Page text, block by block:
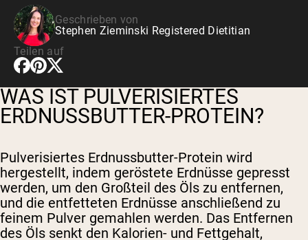
Geschrieben von
Stephen Zieminski Registered Dietitian
Teilen auf
WAS IST PULVERISIERTES
ERDNUSSBUTTER-PROTEIN?
Pulverisiertes Erdnussbutter-Protein wird
hergestellt, indem geröstete Erdnüsse gepresst
werden, um den Großteil des Öls zu entfernen,
und die entfetteten Erdnüsse anschließend zu
feinem Pulver gemahlen werden. Das Entfernen
des Öls senkt den Kalorien- und Fettgehalt,